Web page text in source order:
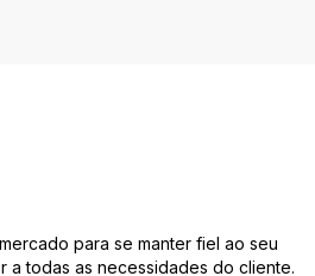
para se manter fiel ao seu
a todas as necessidades do cliente.